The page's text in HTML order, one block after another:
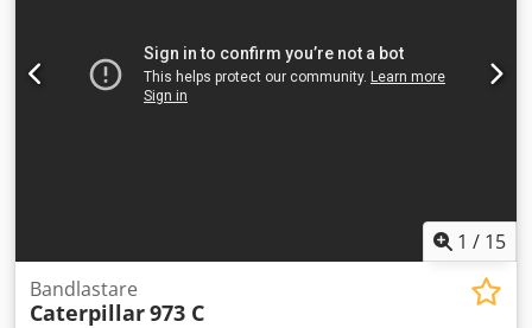
1 / 15
Bandlastare
Caterpillar973 C